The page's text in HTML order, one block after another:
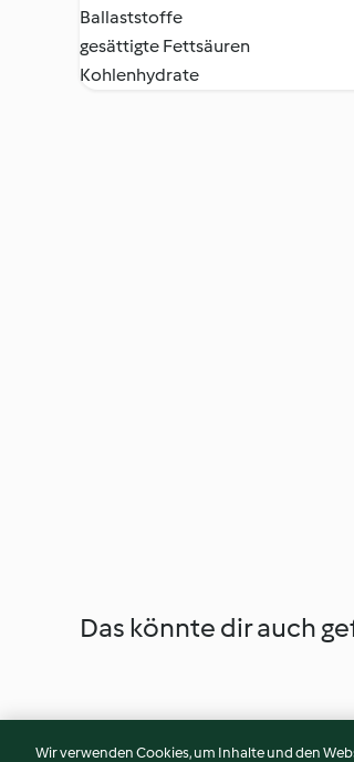
Ballaststoffe
gesättigte Fettsäuren
Kohlenhydrate
Das könnte dir auch
Wir verwenden Cookies, um Inhalte und den